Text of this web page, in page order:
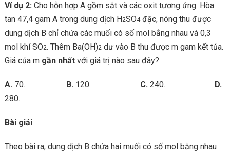
Ví dụ 2: Cho hỗn hợp A gồm sắt và các oxit tương ứng. Hòa
tan 47,4 gam A trong dung dịch H2SO4đặc, nóng thu được
dung dịch B chỉ chứa các muối có số mol bằng nhau và 0,3
mol khí SO2. Thêm Ba(OH)2dư vào B thu được m gam kết tủa.
Giá của m gần nhấtvới giá trị nào sau đây?
A.70. B.120. C.240. D.
280.
Bài giải
Theo bài ra, dung dịch B chứa hai muối có số mol bằng nhau